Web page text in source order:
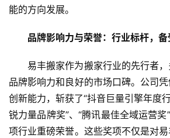
能的方向发展。
品牌影响力与荣誉：行业标杆，
易丰搬家作为搬家行业的先行者
品牌影响力和良好的市场口碑。公司
创新能力，斩获了“抖音巨量引擎年度
锐力量品牌奖”、“腾讯最佳全域运营奖
项行业重磅荣誉。这些奖项不仅是对